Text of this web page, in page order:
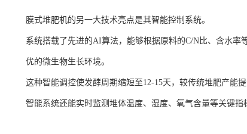
膜式堆肥机的另一大技术亮点是其智能控制系统。
系统搭载了先进的AI算法，能够根据原料的C/N比、含水率
优的微生物生长环境。
这种智能调控使发酵周期缩短至12-15天，较传统堆肥产能
智能系统还能实时监测堆体温度、湿度、氧气含量等关键